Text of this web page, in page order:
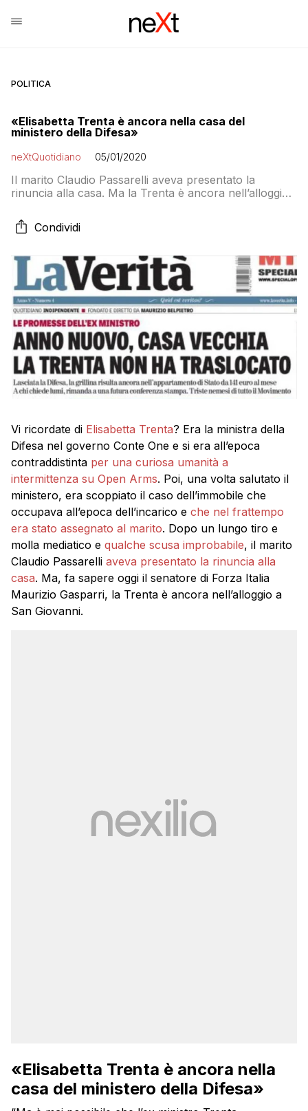
POLITICA
«Elisabetta Trenta è ancora nella casa del
ministero della Difesa»
neXtQuotidiano 05/01/2020
Il marito Claudio Passarelli aveva presentato la
rinuncia alla casa. Ma la Trenta è ancora nell’alloggio
Condividi
Vi ricordate di Elisabetta Trenta? Era la ministra della
Difesa nel governo Conte One e si era all’epoca
contraddistinta per una curiosa umanità a
intermittenza su Open Arms. Poi, una volta salutato il
ministero, era scoppiato il caso dell’immobile che
occupava all’epoca dell’incarico e che nel frattempo
era stato assegnato al marito. Dopo un lungo tiro e
molla mediatico e qualche scusa improbabile, il marito
Claudio Passarelli aveva presentato la rinuncia alla
casa. Ma, fa sapere oggi il senatore di Forza Italia
Maurizio Gasparri, la Trenta è ancora nell’alloggio a
San Giovanni.
«Elisabetta Trenta è ancora nella
casa del ministero della Difesa»